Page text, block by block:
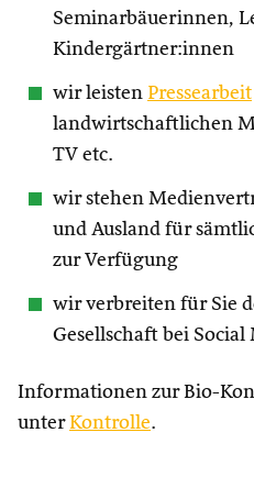
Seminarbäuerinnen,
Kindergärtner:innen
wir leisten Pressearbeit
landwirtschaftlichen
TV etc.
wir stehen
und Ausland für
zur Verfügung
wir verbreiten für Sie
Gesellschaft bei Social
Informationen zur Bio-
unterKontrolle.